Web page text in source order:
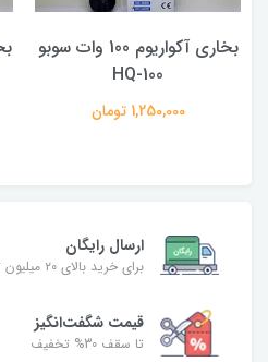
بخاری آکواریوم 100 وات سوبو
HQ-100
1,250,000 تومان
ارسال رایگان
برای خرید بالای ۲۰ میلیون تومان(بغیر از آکواریوم)
قیمت شگفت‌انگیز
تا سقف 30% تخفیف